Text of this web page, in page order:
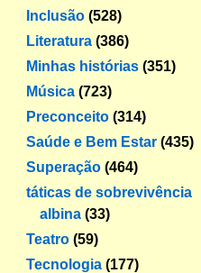
Inclusão (528)
Literatura (386)
Minhas histórias (351)
Música (723)
Preconceito (314)
Saúde e Bem Estar (435)
Superação (464)
táticas de sobrevivência
albina (33)
Teatro (59)
Tecnologia (177)